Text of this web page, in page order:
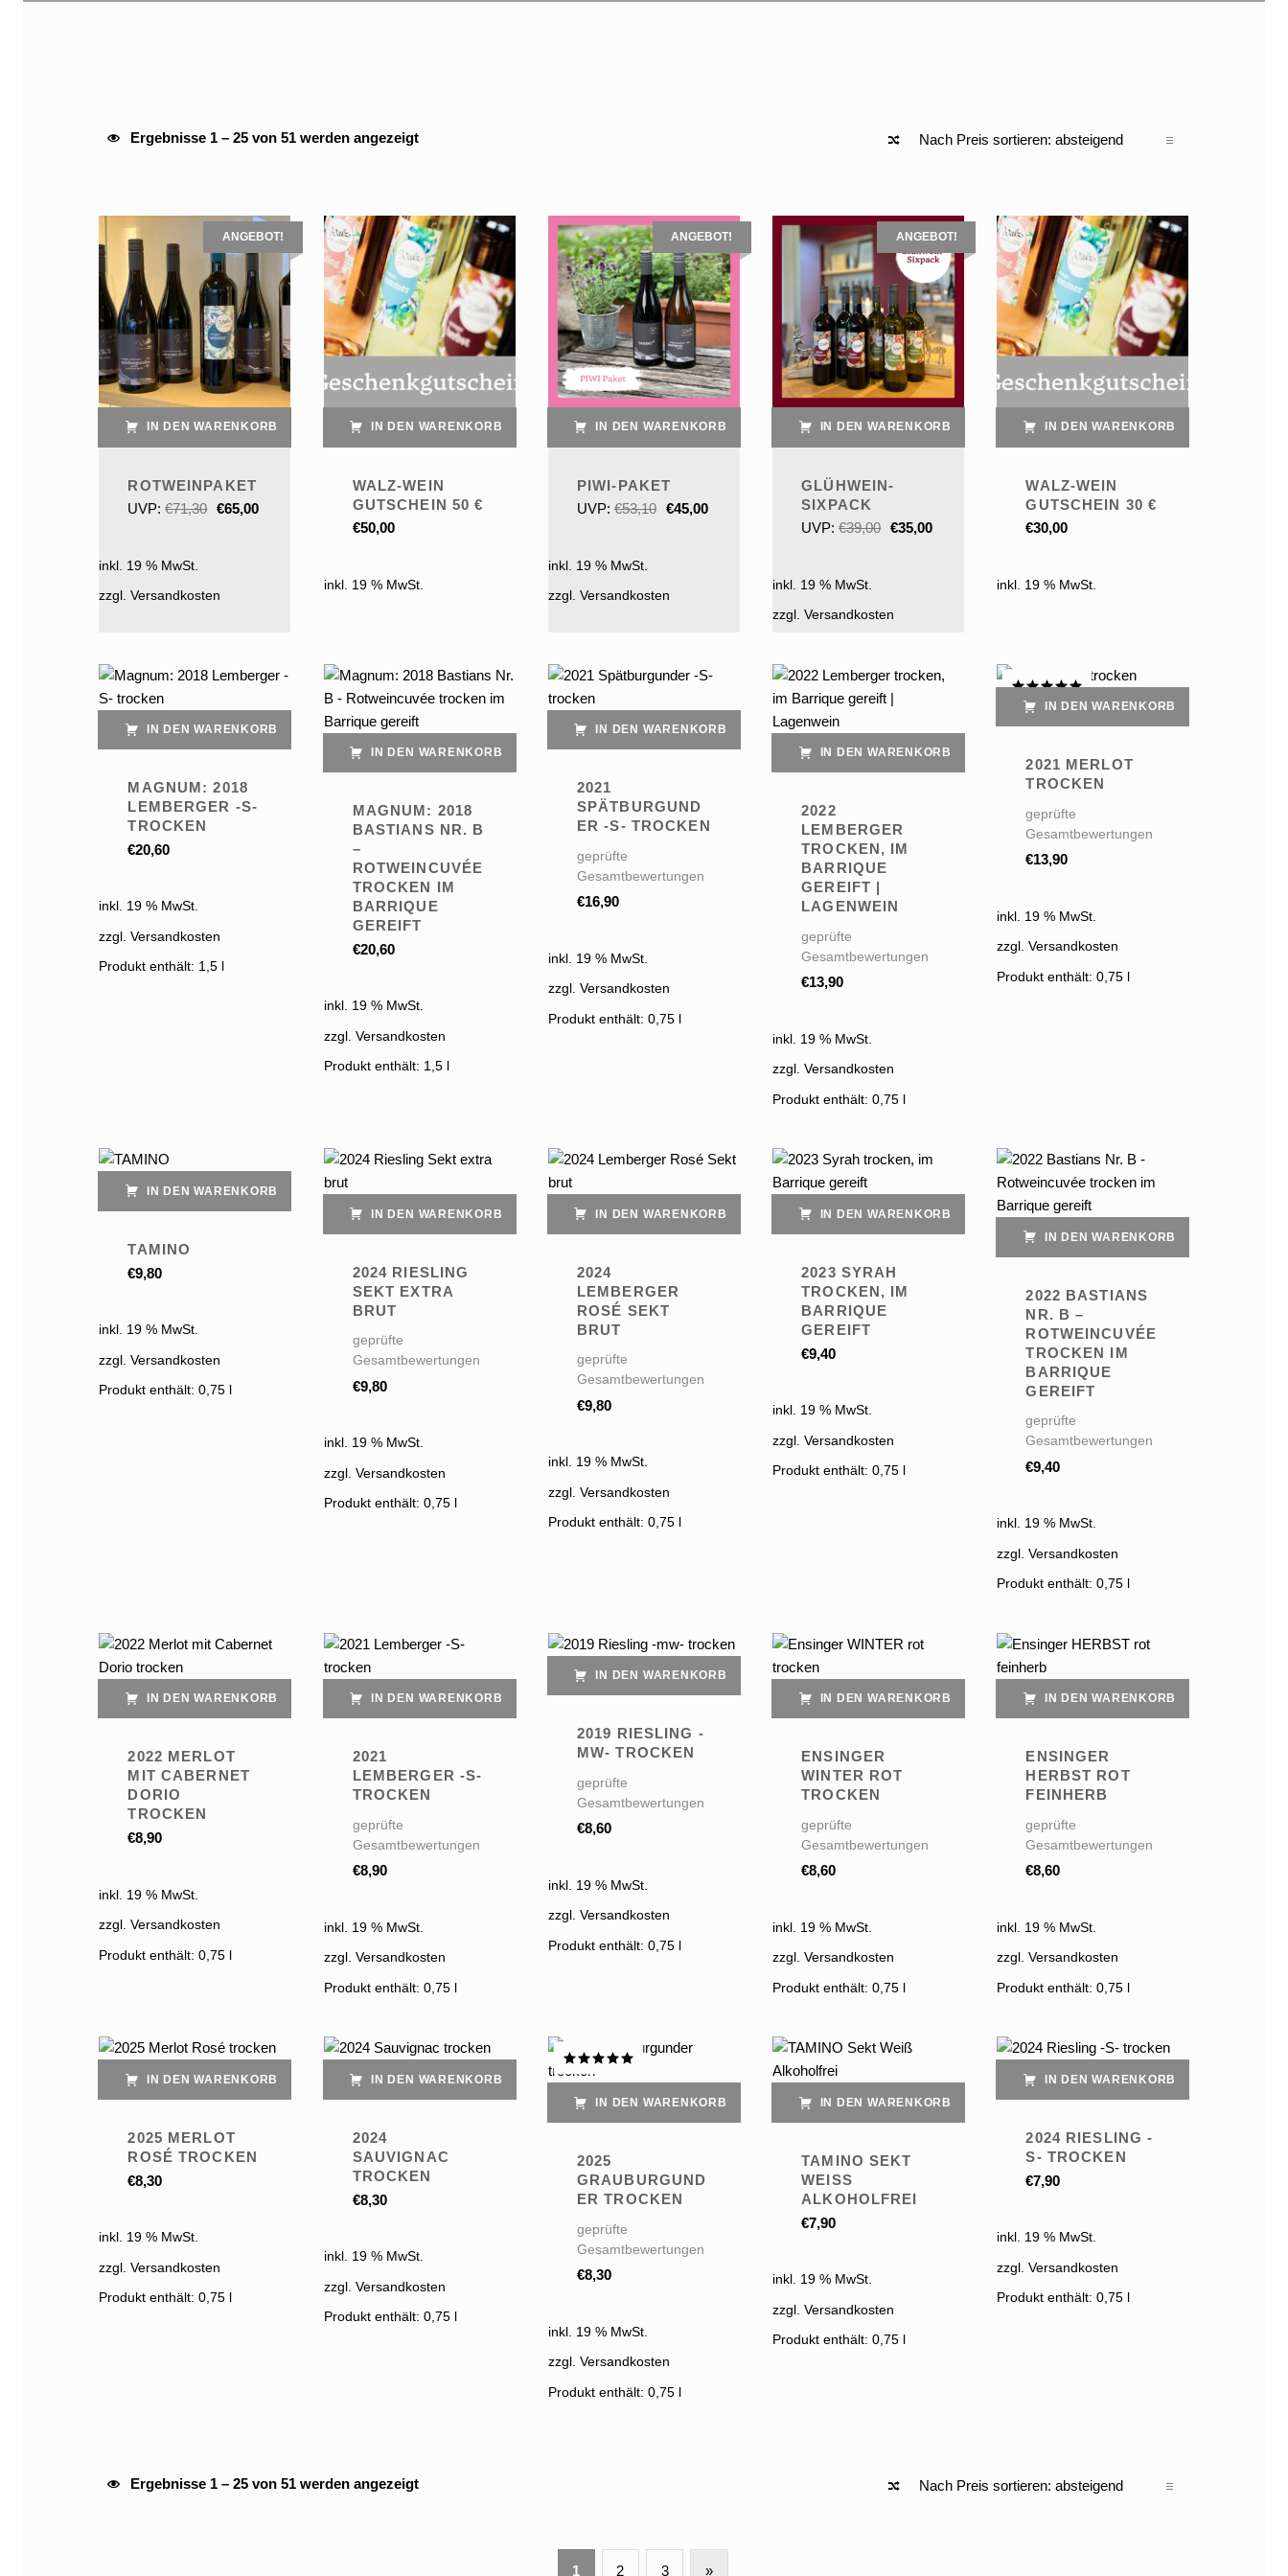
Ergebnisse 1 – 25 von 51 werden angezeigt
IN DEN WARENKORB
ROTWEINPAKET
ANGEBOT!
UVP: €71,30 Ursprünglicher Preis war: €71,30
€65,00Aktueller Preis ist: €65,00.
inkl. 19 % MwSt.
zzgl. Versandkosten
IN DEN WARENKORB
WALZ-WEIN
GUTSCHEIN 50 €
€50,00
inkl. 19 % MwSt.
IN DEN WARENKORB
PIWI-PAKET
ANGEBOT!
UVP: €53,10 Ursprünglicher Preis war: €53,10
€45,00Aktueller Preis ist: €45,00.
inkl. 19 % MwSt.
zzgl. Versandkosten
IN DEN WARENKORB
GLÜHWEIN-
SIXPACK
ANGEBOT!
UVP: €39,00 Ursprünglicher Preis war: €39,00
€35,00Aktueller Preis ist: €35,00.
inkl. 19 % MwSt.
zzgl. Versandkosten
IN DEN WARENKORB
WALZ-WEIN
GUTSCHEIN 30 €
€30,00
inkl. 19 % MwSt.
IN DEN WARENKORB
MAGNUM: 2018
LEMBERGER -S-
TROCKEN
€20,60
inkl. 19 % MwSt.
zzgl. Versandkosten
Produkt enthält: 1,5
IN DEN WARENKORB
MAGNUM: 2018
BASTIANS NR. B
–
ROTWEINCUVÉE
TROCKEN IM
BARRIQUE
GEREIFT
€20,60
inkl. 19 % MwSt.
zzgl. Versandkosten
Produkt enthält: 1,5
IN DEN WARENKORB
2021
SPÄTBURGUND
ER -S- TROCKEN
geprüfte
Gesamtbewertungen
€16,90
inkl. 19 % MwSt.
zzgl. Versandkosten
Produkt enthält: 0,75
IN DEN WARENKORB
2022
LEMBERGER
TROCKEN, IM
BARRIQUE
GEREIFT |
LAGENWEIN
geprüfte
Gesamtbewertungen
€13,90
inkl. 19 % MwSt.
zzgl. Versandkosten
Produkt enthält: 0,75
IN DEN WARENKORB
2021 MERLOT
TROCKEN
Bewertet
geprüfte
Gesamtbewertungen
€13,90
inkl. 19 % MwSt.
zzgl. Versandkosten
Produkt enthält: 0,75
IN DEN WARENKORB
TAMINO
€9,80
inkl. 19 % MwSt.
zzgl. Versandkosten
Produkt enthält: 0,75
IN DEN WARENKORB
2024 RIESLING
SEKT EXTRA
BRUT
geprüfte
Gesamtbewertungen
€9,80
inkl. 19 % MwSt.
zzgl. Versandkosten
Produkt enthält: 0,75
IN DEN WARENKORB
2024
LEMBERGER
ROSÉ SEKT
BRUT
geprüfte
Gesamtbewertungen
€9,80
inkl. 19 % MwSt.
zzgl. Versandkosten
Produkt enthält: 0,75
IN DEN WARENKORB
2023 SYRAH
TROCKEN, IM
BARRIQUE
GEREIFT
€9,40
inkl. 19 % MwSt.
zzgl. Versandkosten
Produkt enthält: 0,75
IN DEN WARENKORB
2022 BASTIANS
NR. B –
ROTWEINCUVÉE
TROCKEN IM
BARRIQUE
GEREIFT
geprüfte
Gesamtbewertungen
€9,40
inkl. 19 % MwSt.
zzgl. Versandkosten
Produkt enthält: 0,75
IN DEN WARENKORB
2022 MERLOT
MIT CABERNET
DORIO
TROCKEN
€8,90
inkl. 19 % MwSt.
zzgl. Versandkosten
Produkt enthält: 0,75 l
IN DEN WARENKORB
2021
LEMBERGER -S-
TROCKEN
geprüfte
Gesamtbewertungen
€8,90
inkl. 19 % MwSt.
zzgl. Versandkosten
Produkt enthält: 0,75
IN DEN WARENKORB
2019 RIESLING -
MW- TROCKEN
geprüfte
Gesamtbewertungen
€8,60
inkl. 19 % MwSt.
zzgl. Versandkosten
Produkt enthält: 0,75
IN DEN WARENKORB
ENSINGER
WINTER ROT
TROCKEN
geprüfte
Gesamtbewertungen
€8,60
inkl. 19 % MwSt.
zzgl. Versandkosten
Produkt enthält: 0,75
IN DEN WARENKORB
ENSINGER
HERBST ROT
FEINHERB
geprüfte
Gesamtbewertungen
€8,60
inkl. 19 % MwSt.
zzgl. Versandkosten
Produkt enthält: 0,75
IN DEN WARENKORB
2025 MERLOT
ROSÉ TROCKEN
€8,30
inkl. 19 % MwSt.
zzgl. Versandkosten
Produkt enthält: 0,75
IN DEN WARENKORB
2024
SAUVIGNAC
TROCKEN
€8,30
inkl. 19 % MwSt.
zzgl. Versandkosten
Produkt enthält: 0,75
IN DEN WARENKORB
2025
GRAUBURGUND
ER TROCKEN
Bewertet
mit
von 5
geprüfte
Gesamtbewertungen
€8,30
inkl. 19 % MwSt.
zzgl. Versandkosten
Produkt enthält: 0,75 l
IN DEN WARENKORB
TAMINO SEKT
WEISS A
LKOHOLFREI
€7,90
inkl. 19 % MwSt.
zzgl. Versandkosten
Produkt enthält: 0,75
IN DEN WARENKORB
2024 RIESLING -
S- TROCKEN
€7,90
inkl. 19 % MwSt.
zzgl. Versandkosten
Produkt enthält: 0,75
Ergebnisse 1 – 25 von 51 werden angezeigt
1 2 3 »